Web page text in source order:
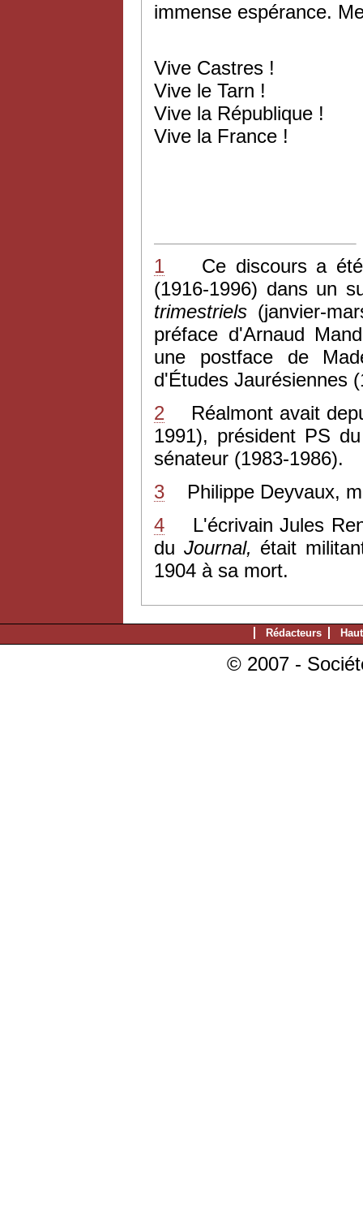
immense espérance.
Vive Castres !
Vive le Tarn !
Vive la République !
Vive la France !
1 Ce discours a été
(1916-1996) dans un
trimestriels (janvier-
préface d'Arnaud
une postface de
d'Études Jaurésiennes
2 Réalmont avait
1991), président PS
sénateur (1983-1986).
3 Philippe Deyvaux,
4 L'écrivain Jules
du Journal, était
1904 à sa mort.
Rédacteurs
© 2007 -